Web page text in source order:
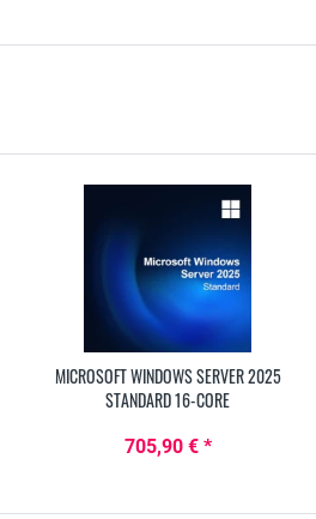
MICROSOFT WINDOWS SERVER 2025
STANDARD 16-CORE
705,90 € *